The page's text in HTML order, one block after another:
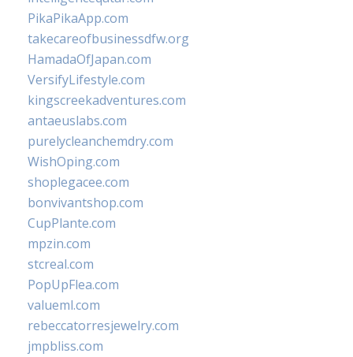
PikaPikaApp.com
takecareofbusinessdfw.org
HamadaOfJapan.com
VersifyLifestyle.com
kingscreekadventures.com
antaeuslabs.com
purelycleanchemdry.com
WishOping.com
shoplegacee.com
bonvivantshop.com
CupPlante.com
mpzin.com
stcreal.com
PopUpFlea.com
valueml.com
rebeccatorresjewelry.com
jmpbliss.com